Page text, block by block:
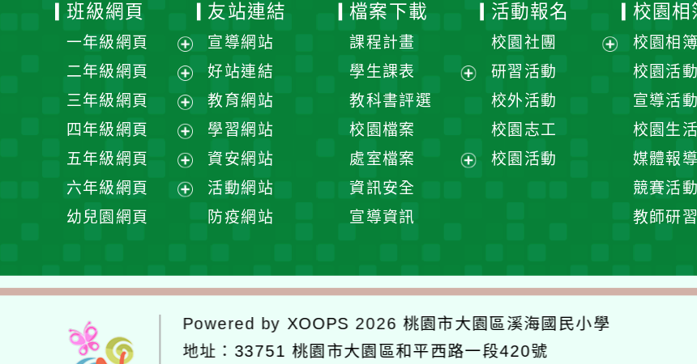
班級網頁
一年級網頁
展
選
單
二年級網頁
展
開
選
單
三年級網頁
展
開
選
單
四年級網頁
展
開
選
五年級網頁
展
開
六年級網頁
單
幼兒園網頁
友站連結
宣導網站
好站連結
教育網站
學習網站
資安網站
活動網站
防疫網站
檔案下載
課程計畫
學生課表
單
教科書評選
校園檔案
處室檔案
資訊安全
宣導資訊
活動報名
校園社團
研習活動
校外活動
校園志工
校園活動
校園相
校園相簿
校園活動
宣導活動
校園生活
媒體報導
競賽活動
教師研習
Powered by XOOPS 2026桃園市大園區溪海國民小學
地址： 33751 桃園市大園區和平西路一段420號